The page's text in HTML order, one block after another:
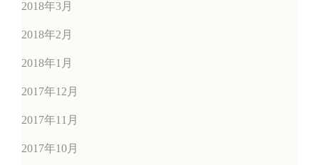
2018年3月
2018年2月
2018年1月
2017年12月
2017年11月
2017年10月